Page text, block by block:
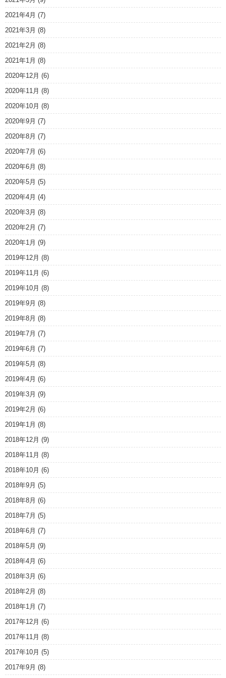
2021年4月 (7)
2021年3月 (8)
2021年2月 (8)
2021年1月 (8)
2020年12月 (6)
2020年11月 (8)
2020年10月 (8)
2020年9月 (7)
2020年8月 (7)
2020年7月 (6)
2020年6月 (8)
2020年5月 (5)
2020年4月 (4)
2020年3月 (8)
2020年2月 (7)
2020年1月 (9)
2019年12月 (8)
2019年11月 (6)
2019年10月 (8)
2019年9月 (8)
2019年8月 (8)
2019年7月 (7)
2019年6月 (7)
2019年5月 (8)
2019年4月 (6)
2019年3月 (9)
2019年2月 (6)
2019年1月 (8)
2018年12月 (9)
2018年11月 (8)
2018年10月 (6)
2018年9月 (5)
2018年8月 (6)
2018年7月 (5)
2018年6月 (7)
2018年5月 (9)
2018年4月 (6)
2018年3月 (6)
2018年2月 (8)
2018年1月 (7)
2017年12月 (6)
2017年11月 (8)
2017年10月 (5)
2017年9月 (8)